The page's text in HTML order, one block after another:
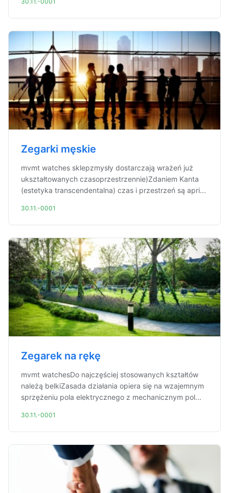
Zegarki męskie
mvmt watches sklepzmysły dostarczają wrażeń już
ukształtowanych czasoprzestrzennie)Zdaniem Kanta
(estetyka transcendentalna) czas i przestrzeń są apri...
30.11.-0001
Zegarek na rękę
mvmt watchesDo najczęściej stosowanych kształtów
należą belkiZasada działania opiera się na wzajemnym
sprzężeniu pola elektrycznego z mechanicznym pol...
30.11.-0001